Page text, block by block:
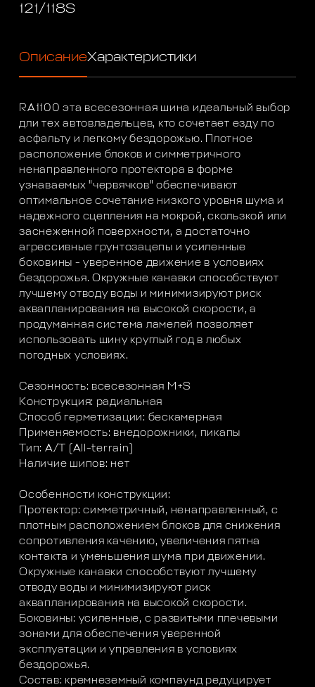
121/118S
ОписаниеХарактеристики
RA1100 эта всесезонная шина идеальный выбор
дли тех автовладельцев, кто сочетает езду по
асфальту и легкому бездорожью. Плотное
расположение блоков и симметричного
ненаправленного протектора в форме
узнаваемых "червячков" обеспечивают
оптимальное сочетание низкого уровня шума и
надежного сцепления на мокрой, скользкой или
заснеженной поверхности, а достаточно
агрессивные грунтозацепы и усиленные
боковины - уверенное движение в условиях
бездорожья. Окружные канавки способствуют
лучшему отводу воды и минимизируют риск
аквапланирования на высокой скорости, а
продуманная система ламелей позволяет
использовать шину круглый год в любых
погодных условиях.
Сезонность: всесезонная M+S
Конструкция: радиальная
Способ герметизации: бескамерная
Применяемость: внедорожники, пикапы
Тип: A/T (All-terrain)
Наличие шипов: нет
Особенности конструкции:
Протектор: симметричный, ненаправленный, с
плотным расположением блоков для снижения
сопротивления качению, увеличения пятна
контакта и уменьшения шума при движении.
Окружные канавки способствуют лучшему
отводу воды и минимизируют риск
аквапланирования на высокой скорости.
Боковины: усиленные, с развитыми плечевыми
зонами для обеспечения уверенной
эксплуатации и управления в условиях
бездорожья.
Состав: кремнеземный компаунд редуцирует